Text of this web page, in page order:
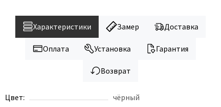
Griffwerk
Hausdoors
Komfort Doors
Характеристики Замер Доставка
Оплата Установка Гарантия
Возврат
Цвет:
чёрный